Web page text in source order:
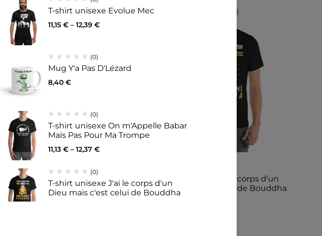
T-shirt unisexe Free Hugs
12,01€–13,26 €
T-shirt unisexe J’ai le corps d’un
Dieu mais c’est celui de Bouddha
T-shirt unisexe Evolue Mec
11,15 € – 12,39 €
(0)
Mug Y'a Pas D'Lézard
8,40 €
(0)
T-shirt unisexe On m'Appelle Babar
Mais Pas Pour Ma Trompe
11,13 € – 12,37 €
(0)
T-shirt unisexe J'ai le corps d'un
Dieu mais c'est celui de Bouddha